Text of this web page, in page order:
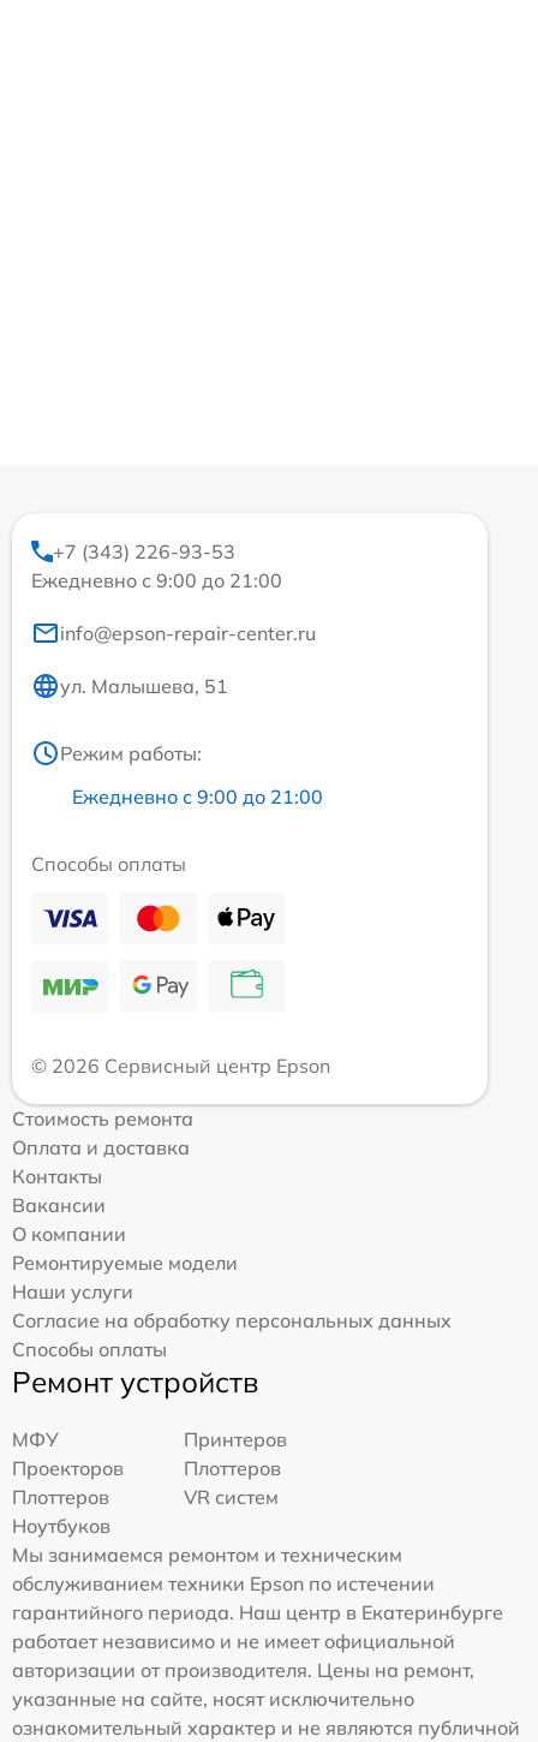
+7 (343) 226-93-53
Ежедневно с 9:00 до 21:00
info@epson-repair-center.ru
ул. Малышева, 51
Режим работы:
Ежедневно с 9:00 до 21:00
Способы оплаты
© 2026 Сервисный центр Epson
Стоимость ремонта
Оплата и доставка
Контакты
Вакансии
О компании
Ремонтируемые модели
Наши услуги
Согласие на обработку персональных данных
Способы оплаты
Ремонт устройств
МФУ
Принтеров
Проекторов
Плоттеров
Плоттеров
VR систем
Ноутбуков
Мы занимаемся ремонтом и техническим
обслуживанием техники Epson по истечении
гарантийного периода. Наш центр в Екатеринбурге
работает независимо и не имеет официальной
авторизации от производителя. Цены на ремонт,
указанные на сайте, носят исключительно
ознакомительный характер и не являются публичной